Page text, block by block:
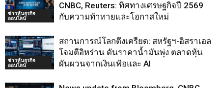
ข่าวหุ้นธุรกิจ
ออนไลน์
CNBC, Reuters: ทิศทางเศรษฐกิจปี 2569
กับความท้าทายและโอกาสใหม่
ข่าวหุ้นธุรกิจ
ออนไลน์
สถานการณ์โลกตึงเครียด: สหรัฐฯ-อิสราเอล
โจมตีอิหร่าน ดันราคาน้ำมันพุ่ง ตลาดหุ้น
ผันผวนจากเงินเฟ้อและ AI